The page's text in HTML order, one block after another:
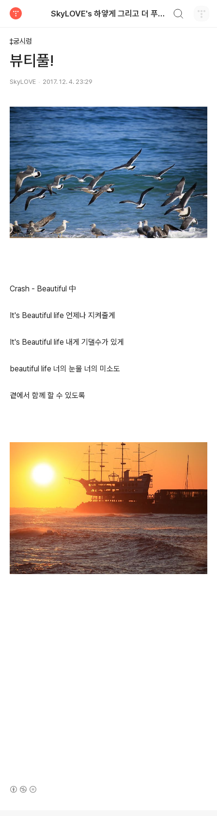
SkyLOVE's 하얗게 그리고 더 푸르게
‡궁시렁
뷰티풀!
SkyLOVE 2017. 12. 4. 23:29
Crash - Beautiful 中
It's Beautiful life 언제나 지켜줄게
It's Beautiful life 내게 기댈수가 있게
beautiful life 너의 눈물 너의 미소도
곁에서 함께 할 수 있도록